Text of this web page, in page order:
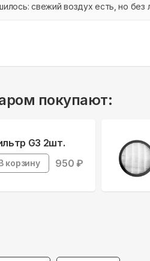
свежий воздух есть, но без
покупают:
G3 2шт.
корзину 950 ₽